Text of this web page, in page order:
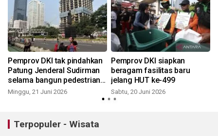
Pemprov DKI tak pindahkan
Patung Jenderal Sudirman
selama bangun pedestrian
Dukuh Atas
Minggu, 21 Juni 2026
Pemprov DKI siapkan
beragam fasilitas baru
jelang HUT ke-499
Sabtu, 20 Juni 2026
Terpopuler - Wisata